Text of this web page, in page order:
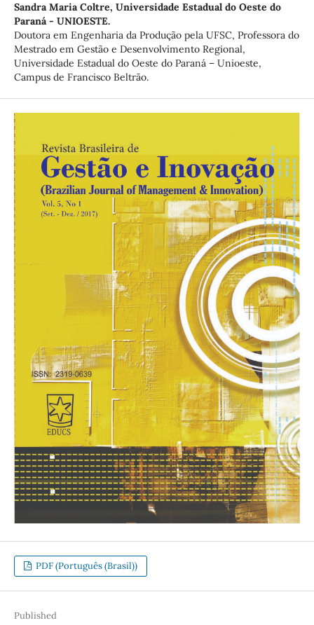
Sandra Maria Coltre, Universidade Estadual do Oeste do
Paraná - UNIOESTE.
Doutora em Engenharia da Produção pela UFSC, Professora do
Mestrado em Gestão e Desenvolvimento Regional,
Universidade Estadual do Oeste do Paraná – Unioeste,
Campus de Francisco Beltrão.
PDF (Português (Brasil))
Published